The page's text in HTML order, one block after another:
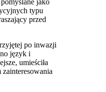
jako
typu
przed
po inwazji
język i
umieściła